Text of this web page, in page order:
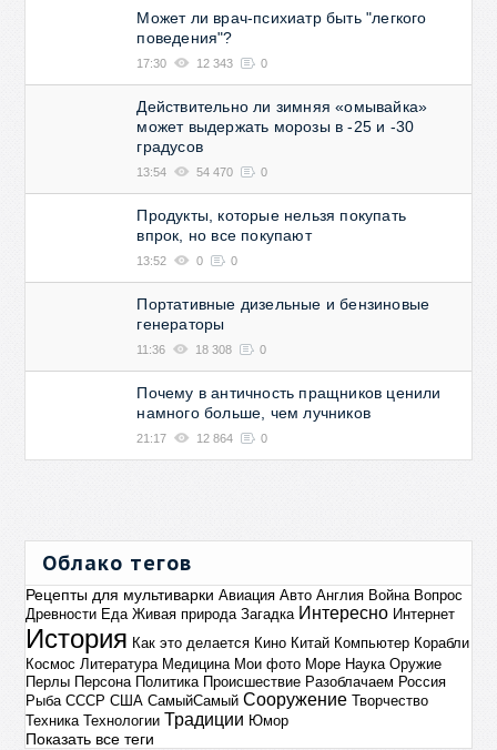
Может ли врач-психиатр быть "легкого
поведения"?
17:30 12 343 0
Действительно ли зимняя «омывайка»
может выдержать морозы в -25 и -30
градусов
13:54 54 470 0
Продукты, которые нельзя покупать
впрок, но все покупают
13:52 0 0
Портативные дизельные и бензиновые
генераторы
11:36 18 308 0
Почему в античность пращников ценили
намного больше, чем лучников
21:17 12 864 0
Облако тегов
Рецепты для мультиварки Авиация Авто Англия Война Вопрос
Древности Еда Живая природа Загадка Интересно Интернет
История Как это делается Кино Китай Компьютер Корабли
Космос Литература Медицина Мои фото Море Наука Оружие
Перлы Персона Политика Происшествие Разоблачаем Россия
Рыба СССР США СамыйСамый Сооружение Творчество
Техника Технологии Традиции Юмор
Показать все теги